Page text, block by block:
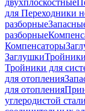
двухплоскостные
для Переходники
разборные
разборные
Компенсаторы
Заглушки
Тройники для
для отопления
для отопления
углеродистой стали